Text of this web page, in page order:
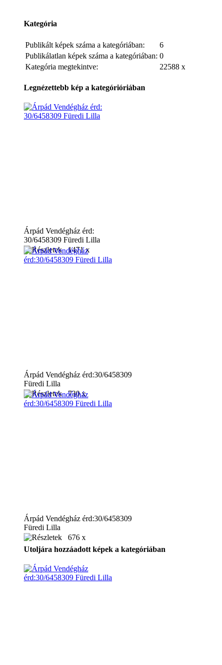
Kategória
Publikált képek száma a kategóriában:
6
Publikálatlan képek száma a kategóriában: 0
Kategória megtekintve:
22588 x
Legnézettebb kép a kategórióriában
Árpád Vendégház érd:
30/6458309 Füredi Lilla
1471 x
Árpád Vendégház érd:30/6458309
Füredi Lilla
730 x
Árpád Vendégház érd:30/6458309
Füredi Lilla
676 x
Utoljára hozzáadott képek a kategóriában